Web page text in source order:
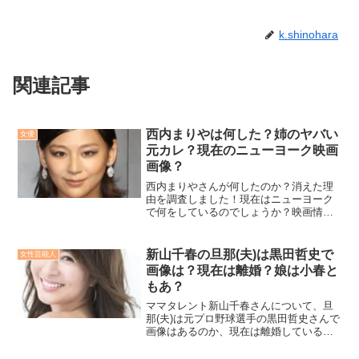
k.shinohara
関連記事
女優
西内まりやは何した？姉のヤバい
元カレ？現在のニューヨーク映画
画像？
西内まりやさんが何したのか？消えた理
由を調査しました！現在はニューヨーク
で何をしているのでしょうか？映画情報
調査！
女性芸能人
新山千春の旦那(夫)は黒田哲史で
画像は？現在は離婚？娘は小春と
もあ？
ママタレント新山千春さんについて、旦
那(夫)は元プロ野球選手の黒田哲史さんで
画像はあるのか、現在は離婚しているの